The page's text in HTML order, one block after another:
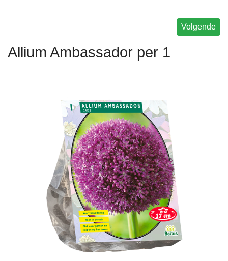
Volgende
Allium Ambassador per 1